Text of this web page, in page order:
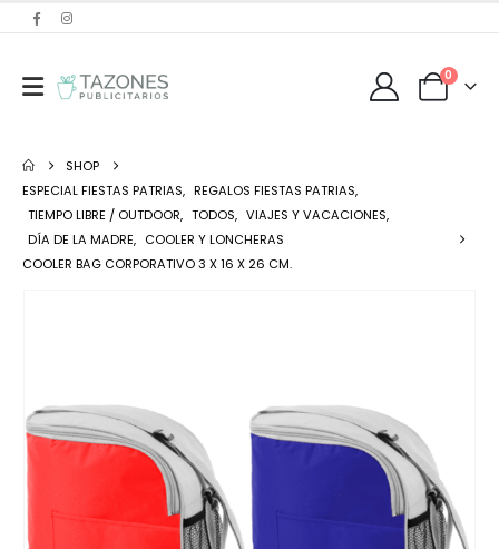
0
SHOP
ESPECIAL FIESTAS PATRIAS, REGALOS FIESTAS PATRIAS,
TIEMPO LIBRE / OUTDOOR, TODOS, VIAJES Y VACACIONES,
DÍA DE LA MADRE, COOLER Y LONCHERAS
COOLER BAG CORPORATIVO 3 X 16 X 26 CM.